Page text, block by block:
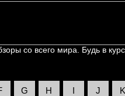
со всего мира. Будь в
G H I J K